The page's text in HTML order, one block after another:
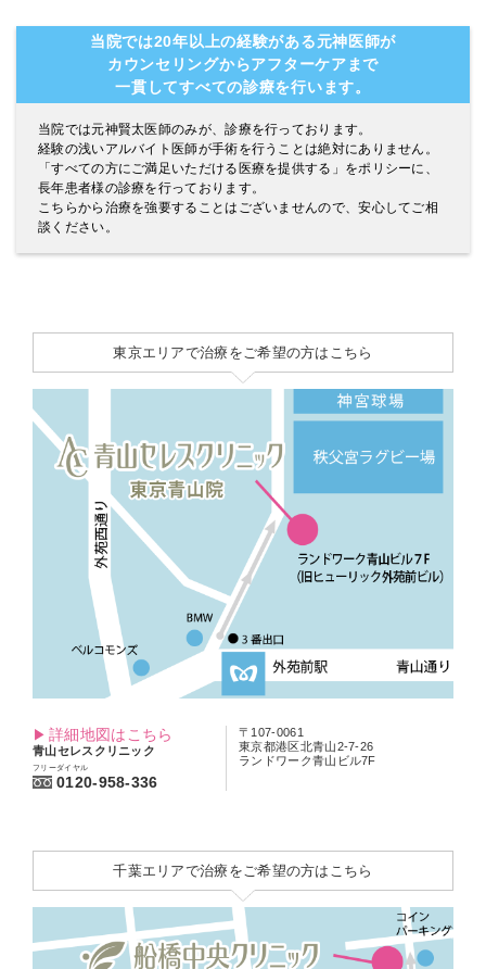
当院では20年以上の経験がある元神医師が
カウンセリングからアフターケアまで
一貫してすべての診療を行います。
当院では元神賢太医師のみが、診療を行っております。
経験の浅いアルバイト医師が手術を行うことは絶対にありません。
「すべての方にご満足いただける医療を提供する」をポリシーに、
長年患者様の診療を行っております。
こちらから治療を強要することはございませんので、安心してご相
談ください。
東京エリアで治療をご希望の方はこちら
詳細地図はこちら
青山セレスクリニック
フリーダイヤル
0120-958-336
〒107-0061
東京都港区北青山2-7-26
ランドワーク青山ビル7F
千葉エリアで治療をご希望の方はこちら